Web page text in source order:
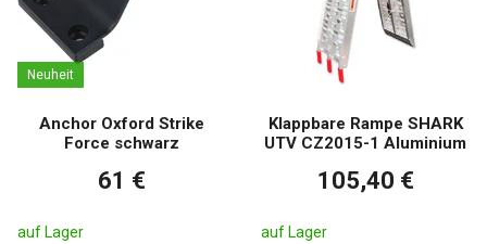
Neuheit
Anchor Oxford Strike
Force schwarz
61 €
auf Lager
Klappbare Rampe SHARK
UTV CZ2015-1 Aluminium
105,40 €
auf Lager